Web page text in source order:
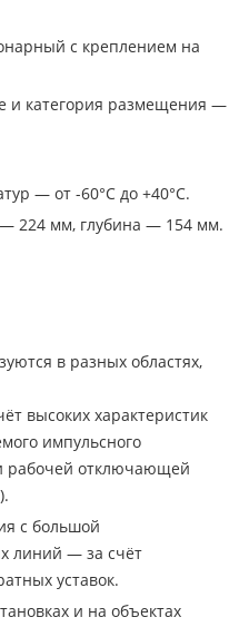
с креплением на
и категория размещения —
— от -60°С до +40°С.
224 мм, глубина — 154 мм.
в разных областях,
высоких характеристик
импульсного
рабочей отключающей
с большой
линий — за счёт
уставок.
и на объектах